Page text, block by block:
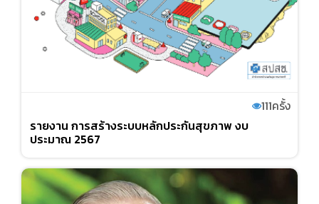
111ครั้ง
รายงาน การสร้างระบบหลักประกันสุขภาพ งบ
ประมาณ 2567